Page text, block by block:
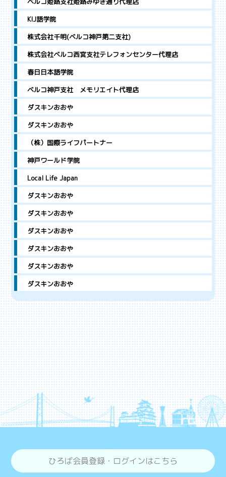
KIJ語学院
株式会社千明(ベルコ神戸第二支社)
株式会社ベルコ西宮支社テレフォンセンター代理店
春日日本語学院
ベルコ神戸支社 メモリエイト代理店
ダスキンおおや
ダスキンおおや
（株）国際ライフパートナー
神戸ワールド学院
Local Life Japan
ダスキンおおや
ダスキンおおや
ダスキンおおや
ダスキンおおや
ダスキンおおや
ダスキンおおや
ひろば会員登録・ログインはこちら